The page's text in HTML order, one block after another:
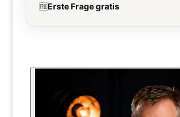
🆓Erste Frage gratis